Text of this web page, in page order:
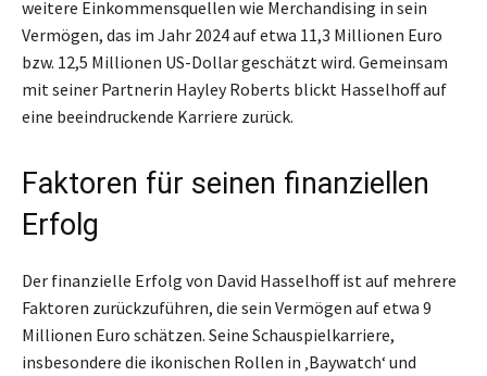
weitere Einkommensquellen wie Merchandising in sein
Vermögen, das im Jahr 2024 auf etwa 11,3 Millionen Euro
bzw. 12,5 Millionen US-Dollar geschätzt wird. Gemeinsam
mit seiner Partnerin Hayley Roberts blickt Hasselhoff auf
eine beeindruckende Karriere zurück.
Faktoren für seinen finanziellen
Erfolg
Der finanzielle Erfolg von David Hasselhoff ist auf mehrere
Faktoren zurückzuführen, die sein Vermögen auf etwa 9
Millionen Euro schätzen. Seine Schauspielkarriere,
insbesondere die ikonischen Rollen in ‚Baywatch‘ und